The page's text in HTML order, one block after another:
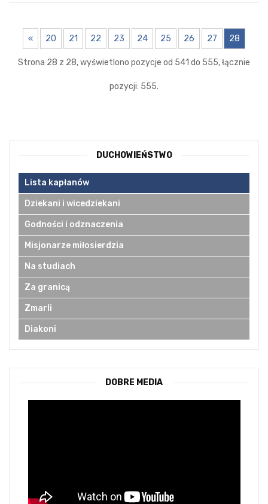
« 20 21 22 23 24 25 26 27 28
Strona 28 z 28, wyświetlono pozycje od 541 do 555, łącznie
pozycji: 555.
DUCHOWIEŃSTWO
Lista kapłanów
Dziekani i wicedziekani
Godności i odznaczenia
Misjonarze miłosierdzia
Na studiach
Za granicą
Zmarli
Diakoni
DOBRE MEDIA